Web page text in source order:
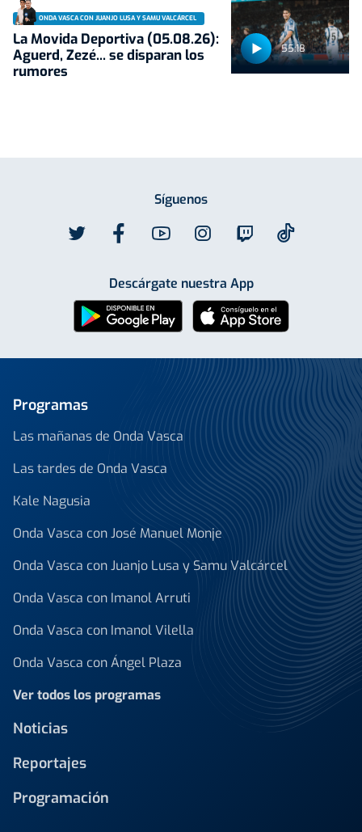
55:18
ONDA VASCA CON JUANJO LUSA Y SAMU VALCÁRCEL
La Movida Deportiva (05.08.26):
Aguerd, Zezé... se disparan los
rumores
Síguenos
Descárgate nuestra App
Programas
Las mañanas de Onda Vasca
Las tardes de Onda Vasca
Kale Nagusia
Onda Vasca con José Manuel Monje
Onda Vasca con Juanjo Lusa y Samu Valcárcel
Onda Vasca con Imanol Arruti
Onda Vasca con Imanol Vilella
Onda Vasca con Ángel Plaza
Ver todos los programas
Noticias
Reportajes
Programación